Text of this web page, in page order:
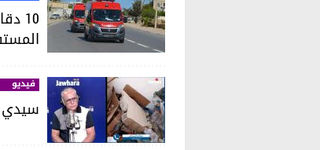
10
فيديو
سيدي